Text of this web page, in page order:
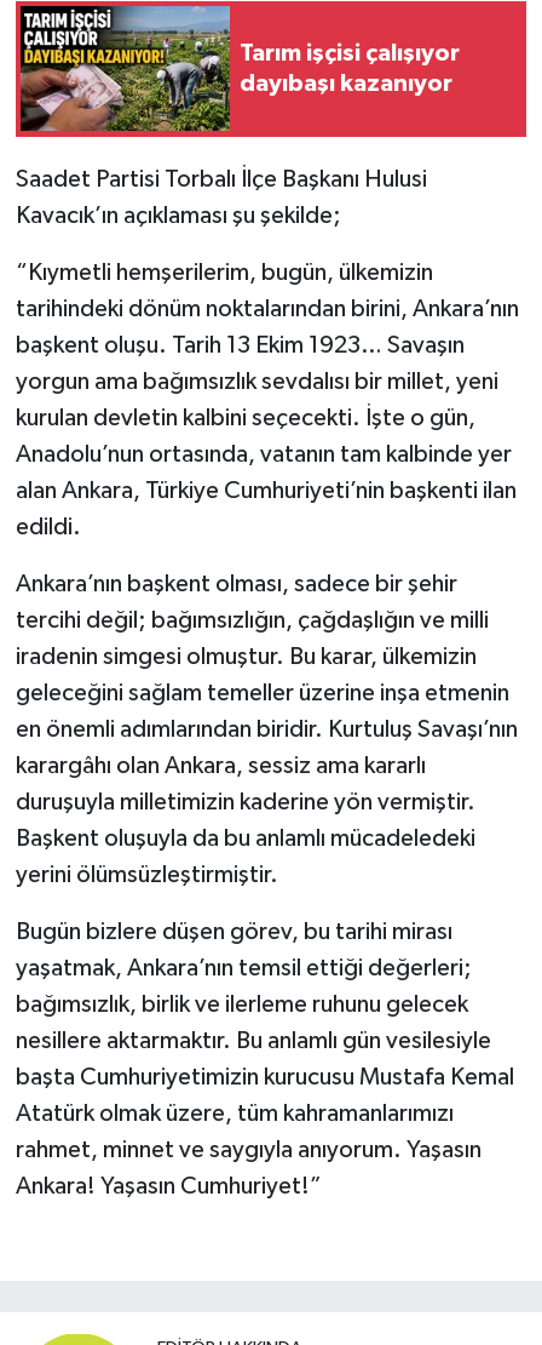
Tarım işçisi çalışıyor
dayıbaşı kazanıyor
Saadet Partisi Torbalı İlçe Başkanı Hulusi
Kavacık’ın açıklaması şu şekilde;
“Kıymetli hemşerilerim, bugün, ülkemizin
tarihindeki dönüm noktalarından birini, Ankara’nın
başkent oluşu. Tarih 13 Ekim 1923… Savaşın
yorgun ama bağımsızlık sevdalısı bir millet, yeni
kurulan devletin kalbini seçecekti. İşte o gün,
Anadolu’nun ortasında, vatanın tam kalbinde yer
alan Ankara, Türkiye Cumhuriyeti’nin başkenti ilan
edildi.
Ankara’nın başkent olması, sadece bir şehir
tercihi değil; bağımsızlığın, çağdaşlığın ve milli
iradenin simgesi olmuştur. Bu karar, ülkemizin
geleceğini sağlam temeller üzerine inşa etmenin
en önemli adımlarından biridir. Kurtuluş Savaşı’nın
karargâhı olan Ankara, sessiz ama kararlı
duruşuyla milletimizin kaderine yön vermiştir.
Başkent oluşuyla da bu anlamlı mücadeledeki
yerini ölümsüzleştirmiştir.
Bugün bizlere düşen görev, bu tarihi mirası
yaşatmak, Ankara’nın temsil ettiği değerleri;
bağımsızlık, birlik ve ilerleme ruhunu gelecek
nesillere aktarmaktır. Bu anlamlı gün vesilesiyle
başta Cumhuriyetimizin kurucusu Mustafa Kemal
Atatürk olmak üzere, tüm kahramanlarımızı
rahmet, minnet ve saygıyla anıyorum. Yaşasın
Ankara! Yaşasın Cumhuriyet!”